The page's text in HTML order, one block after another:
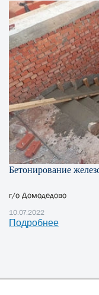
Бетонирование
г/о Домодедово
10.07.2022
Подробнее